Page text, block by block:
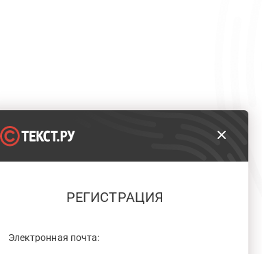
РЕГИСТРАЦИЯ
Электронная почта: